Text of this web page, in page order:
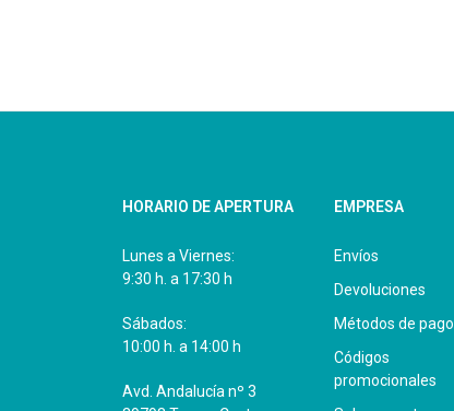
HORARIO DE APERTURA
Lunes a Viernes:
9:30 h. a 17:30 h
Sábados:
10:00 h. a 14:00 h
Avd. Andalucía nº 3
EMPRESA
Envíos
Devoluciones
Métodos de pago
Códigos
promocionales